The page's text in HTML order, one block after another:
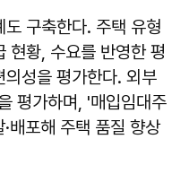
구축한다. 주택 유형
현황, 수요를 반영한 평
성을 평가한다. 외부
평가하며, '매입임대주
배포해 주택 품질 향상